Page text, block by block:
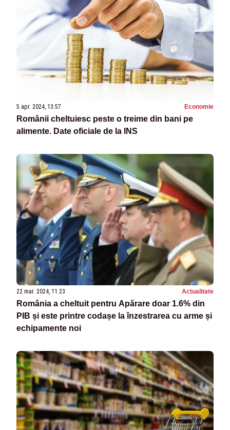
5 apr. 2024, 13:57 Economie
Românii cheltuiesc peste o treime din bani pe
alimente. Date oficiale de la INS
22 mar. 2024, 11:23 Actualitate
România a cheltuit pentru Apărare doar 1.6% din
PIB și este printre codașe la înzestrarea cu arme și
echipamente noi